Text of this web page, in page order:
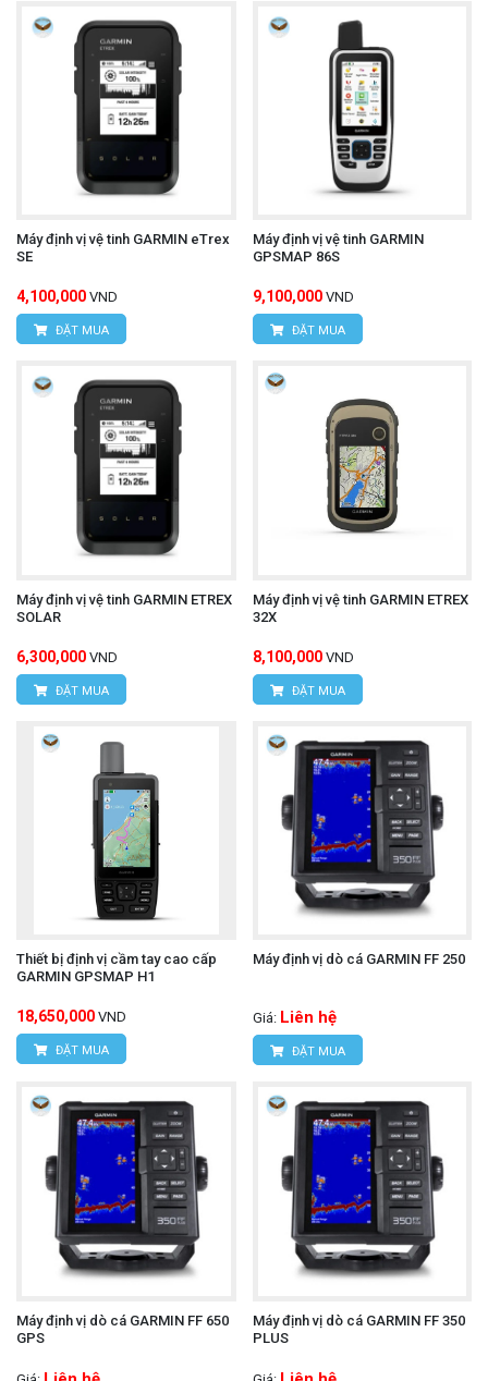
Máy định vị vệ tinh GARMIN eTrex
SE
4,100,000 VND
ĐẶT MUA
Máy định vị vệ tinh GARMIN
GPSMAP 86S
9,100,000 VND
ĐẶT MUA
Máy định vị vệ tinh GARMIN ETREX
SOLAR
6,300,000 VND
ĐẶT MUA
Máy định vị vệ tinh GARMIN ETREX
32X
8,100,000 VND
ĐẶT MUA
Thiết bị định vị cầm tay cao cấp
GARMIN GPSMAP H1
18,650,000 VND
ĐẶT MUA
Máy định vị dò cá GARMIN FF 250
Giá: Liên hệ
ĐẶT MUA
Máy định vị dò cá GARMIN FF 650
GPS
Máy định vị dò cá GARMIN FF 350
PLUS